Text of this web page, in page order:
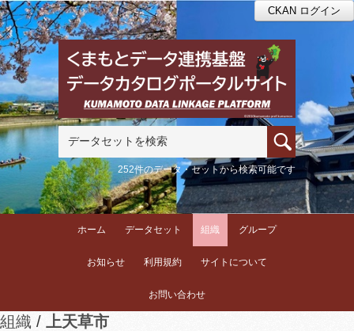
CKAN ログイン
252件のデータ・セットから検索可能です
ホーム データセット 組織 グループ
お知らせ 利用規約 サイトについて
お問い合わせ
組織 上天草市